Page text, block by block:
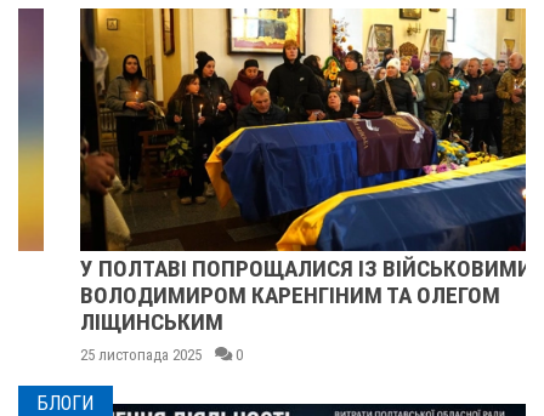
У ПОЛТАВІ ПОПРОЩАЛИСЯ ІЗ ВІЙСЬКОВИМИ
ВОЛОДИМИРОМ КАРЕНГІНИМ ТА ОЛЕГОМ
ЛІЩИНСЬКИМ
25 листопада 2025 0
БЛОГИ